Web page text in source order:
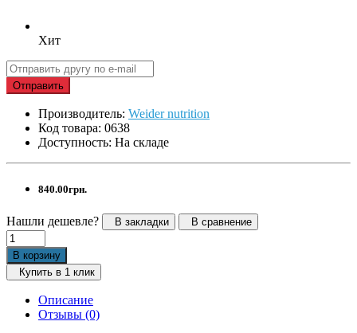
Хит
Отправить
Производитель: Weider nutrition
Код товара: 0638
Доступность: На складе
840.00грн.
Нашли дешевле? В закладки В сравнение
В корзину
Купить в 1 клик
Описание
Отзывы (0)